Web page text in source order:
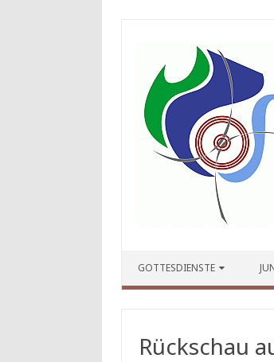
GOTTESDIENSTE
Rückschau